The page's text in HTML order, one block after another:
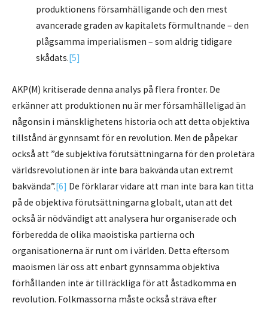
produktionens församhälligande och den mest
avancerade graden av kapitalets förmultnande – den
plågsamma imperialismen – som aldrig tidigare
skådats.[5]
AKP(M) kritiserade denna analys på flera fronter. De
erkänner att produktionen nu är mer församhälleligad än
någonsin i mänsklighetens historia och att detta objektiva
tillstånd är gynnsamt för en revolution. Men de påpekar
också att ”de subjektiva förutsättningarna för den proletära
världsrevolutionen är inte bara bakvända utan extremt
bakvända”.[6] De förklarar vidare att man inte bara kan titta
på de objektiva förutsättningarna globalt, utan att det
också är nödvändigt att analysera hur organiserade och
förberedda de olika maoistiska partierna och
organisationerna är runt om i världen. Detta eftersom
maoismen lär oss att enbart gynnsamma objektiva
förhållanden inte är tillräckliga för att åstadkomma en
revolution. Folkmassorna måste också sträva efter